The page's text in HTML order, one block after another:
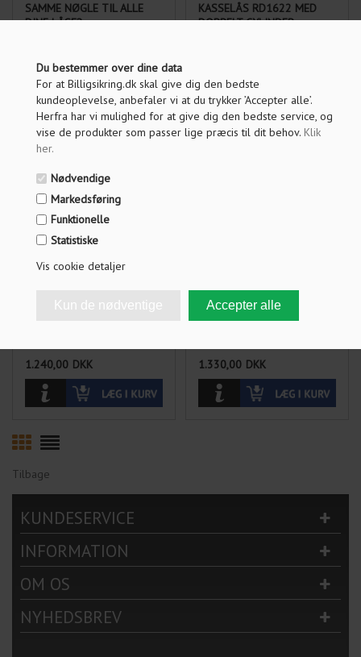
Du bestemmer over dine data
For at Billigsikring.dk skal give dig den bedste
kundeoplevelse, anbefaler vi at du trykker ’Accepter alle’.
Herfra har vi mulighed for at give dig den bedste service, og
vise de produkter som passer lige præcis til dit behov. Klik
her.
Nødvendige
Markedsføring
Funktionelle
Statistiske
Vis cookie detaljer
SAMME NØGLE TIL ALLE
DINE LÅSE?
Nyt eller supplering!
KASSELÅS RD1622 MED
DOBBELT CYLINDER
1.890,001.229,00 DKK
KASSELÅS RD1601 MED
CYLINDER
1.240,00 DKK
VRIDER OG UDVENDIG
CYLINDER
1.330,00 DKK
Tilbage
KUNDESERVICE
INFORMATION
OM OS
NYHEDSBREV